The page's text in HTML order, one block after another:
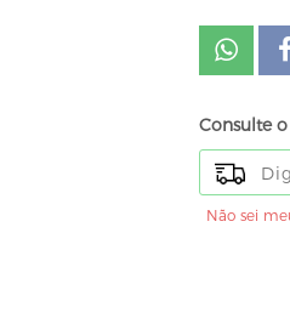
Consulte
Não sei